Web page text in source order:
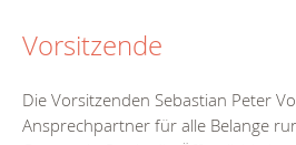
Vorsitzende
Die Vorsitzenden Sebastian Peter
Ansprechpartner für alle Belange